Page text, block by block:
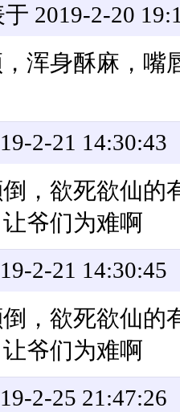
2019-2-20
浑身酥麻，嘴
2-21 14:30:43
，欲死欲仙的
爷们为难啊
2-21 14:30:45
，欲死欲仙的
爷们为难啊
2-25 21:47:26